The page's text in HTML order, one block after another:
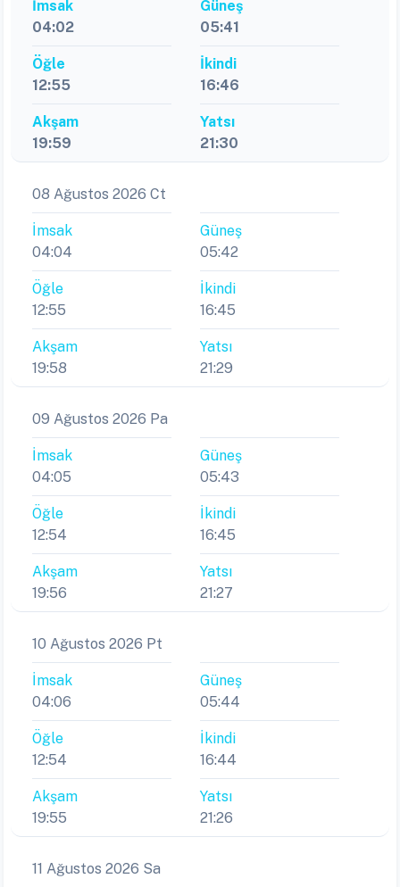
İmsak
04:02
Güneş
05:41
Öğle
12:55
İkindi
16:46
Akşam
19:59
Yatsı
21:30
08 Ağustos 2026 Ct
İmsak
04:04
Güneş
05:42
Öğle
12:55
İkindi
16:45
Akşam
19:58
Yatsı
21:29
09 Ağustos 2026 Pa
İmsak
04:05
Güneş
05:43
Öğle
12:54
İkindi
16:45
Akşam
19:56
Yatsı
21:27
10 Ağustos 2026 Pt
İmsak
04:06
Güneş
05:44
Öğle
12:54
İkindi
16:44
Akşam
19:55
Yatsı
21:26
11 Ağustos 2026 Sa